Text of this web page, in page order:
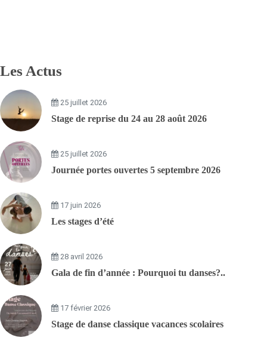
Les Actus
25 juillet 2026
Stage de reprise du 24 au 28 août 2026
25 juillet 2026
Journée portes ouvertes 5 septembre 2026
17 juin 2026
Les stages d’été
28 avril 2026
Gala de fin d’année : Pourquoi tu danses?..
17 février 2026
Stage de danse classique vacances scolaires